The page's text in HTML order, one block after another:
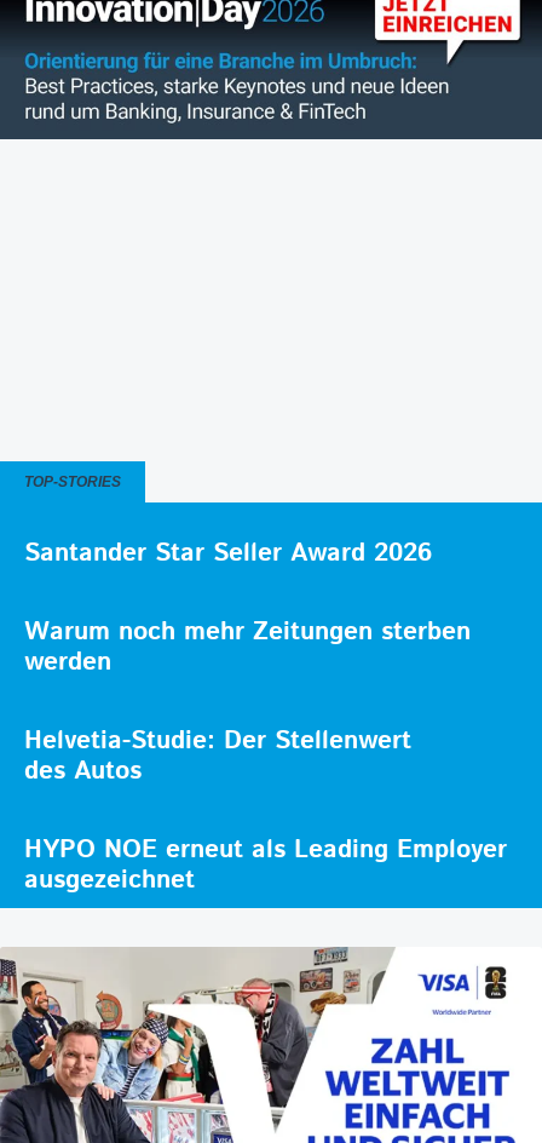
TOP-STORIES
Santander Star Seller Award 2026
Warum noch mehr Zeitungen sterben
werden
Helvetia-Studie: Der Stellenwert
des Autos
HYPO NOE erneut als Leading Employer
ausgezeichnet